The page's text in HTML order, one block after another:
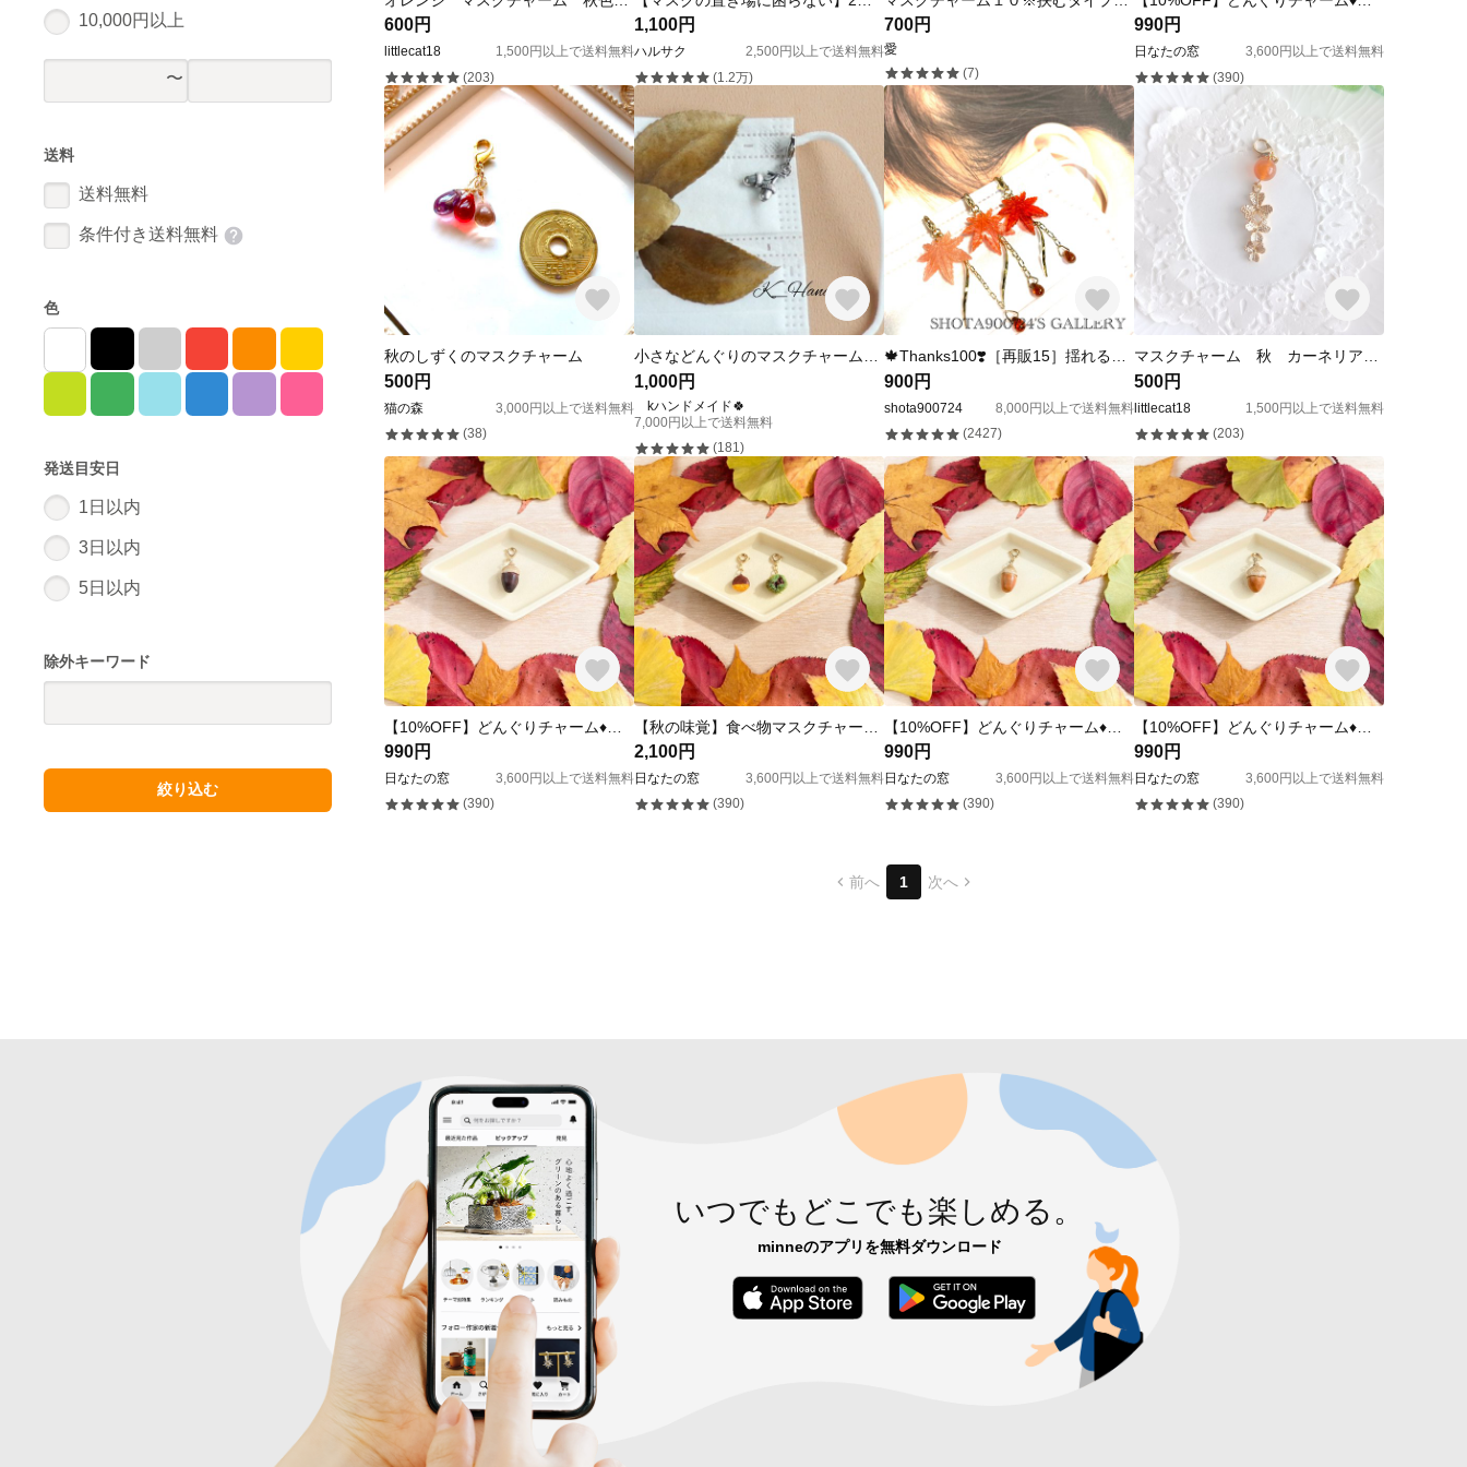
10,000円以上
送料
送料無料
条件付き送料無料
色
発送目安日
1日以内
3日以内
5日以内
除外キーワード
絞り込む
600円
littlecat18
1,500円以上で送料無料
(203)
1,100円
ハルサク
2,500円以上で送料無料
(1.2万)
700円
愛
(7)
990円
日なたの窓
3,600円以上で送料無料
(390)
秋のしずくのマスクチャーム
500円
猫の森
3,000円以上で送料無料
(38)
小さなどんぐりのマスクチャーム 銀色 (マスクなしチャームのみ)
1,000円
kハンドメイド🍀
7,000円以上で送料無料
(181)
🍁Thanks100❣️［再販15］揺れる紅葉🍁のマスクチャーム 紅葉 和装 成人式 卒業式 七五三
900円
shota900724
8,000円以上で送料無料
(2427)
マスクチャーム 秋 カーネリアン 天然石 クローバー オレンジ 木の実 マスクイヤリング
500円
littlecat18
1,500円以上で送料無料
(203)
990円
日なたの窓
3,600円以上で送料無料
(390)
2,100円
日なたの窓
3,600円以上で送料無料
(390)
990円
日なたの窓
3,600円以上で送料無料
(390)
990円
日なたの窓
3,600円以上で送料無料
(390)
前へ 1 次へ
いつでもどこでも楽しめる。
minneのアプリを無料ダウンロード